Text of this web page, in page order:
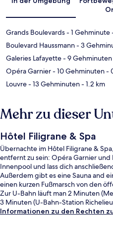
Grands Boulevards- 1 Gehminute
Boulevard Haussmann- 3
Galeries Lafayette- 9 Gehminuten
Opéra Garnier- 10 Gehminuten-
Louvre- 13 Gehminuten- 1.2 km
Mehr zu dieser
Hôtel Filigrane & Spa
Übernachte im Hôtel Filigrane &
entfernt zu sein: Opéra Garnier und
Innenpool und lass dich
Außerdem gibt es eine Sauna and
einen kurzen Fußmarsch von den
Zur U-Bahn läuft man 2 Minuten
3 Minuten (U-Bahn-Station
Informationen zu den Rechten